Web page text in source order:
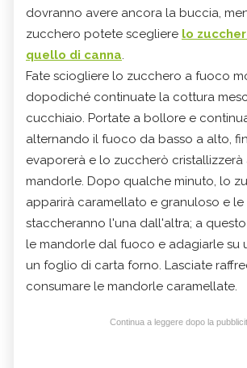
dovranno avere ancora la buccia,
zucchero potete scegliere lo
quello di canna.
Fate sciogliere lo zucchero a fuoco
dopodiché continuate la cottura
cucchiaio. Portate a bollore e
alternando il fuoco da basso a alto,
evaporerà e lo zuccherò
mandorle. Dopo qualche minuto, lo
apparirà caramellato e granuloso e le
staccheranno l'una dall'altra; a
le mandorle dal fuoco e adagiarle su
un foglio di carta forno. Lasciate
consumare le mandorle caramellate.
Continua a leggere dopo la